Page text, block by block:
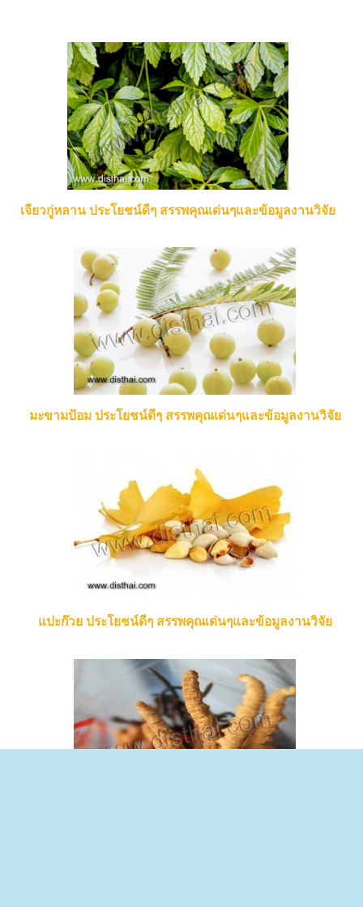
เจียวกู่หลาน ประโยชน์ดีๆ สรรพคุณเด่นๆและข้อมูลงานวิจัย
มะขามป้อม ประโยชน์ดีๆ สรรพคุณเด่นๆและข้อมูลงานวิจัย
แปะก๊วย ประโยชน์ดีๆ สรรพคุณเด่นๆและข้อมูลงานวิจัย